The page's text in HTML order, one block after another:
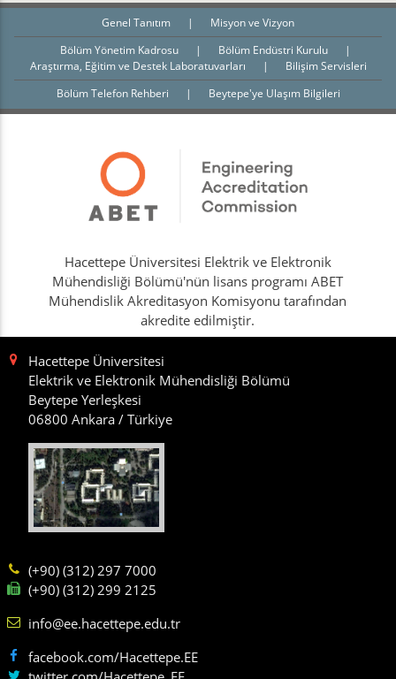
Genel Tanıtım |
Misyon ve Vizyon
Bölüm Yönetim Kadrosu
| Bölüm Endüstri Kurulu
|
Araştırma, Eğitim ve Destek Laboratuvarları
|
Bilişim Servisleri
Bölüm Telefon Rehberi
| Beytepe'ye Ulaşım Bilgileri
Hacettepe Üniversitesi Elektrik ve Elektronik
Mühendisliği Bölümü'nün lisans programı ABET
Mühendislik Akreditasyon Komisyonu tarafından
akredite edilmiştir.
Hacettepe Üniversitesi
Elektrik ve Elektronik Mühendisliği Bölümü
Beytepe Yerleşkesi
06800 Ankara / Türkiye
(+90) (312) 297 7000
(+90) (312) 299 2125
info@ee.hacettepe.edu.tr
facebook.com/Hacettepe.EE